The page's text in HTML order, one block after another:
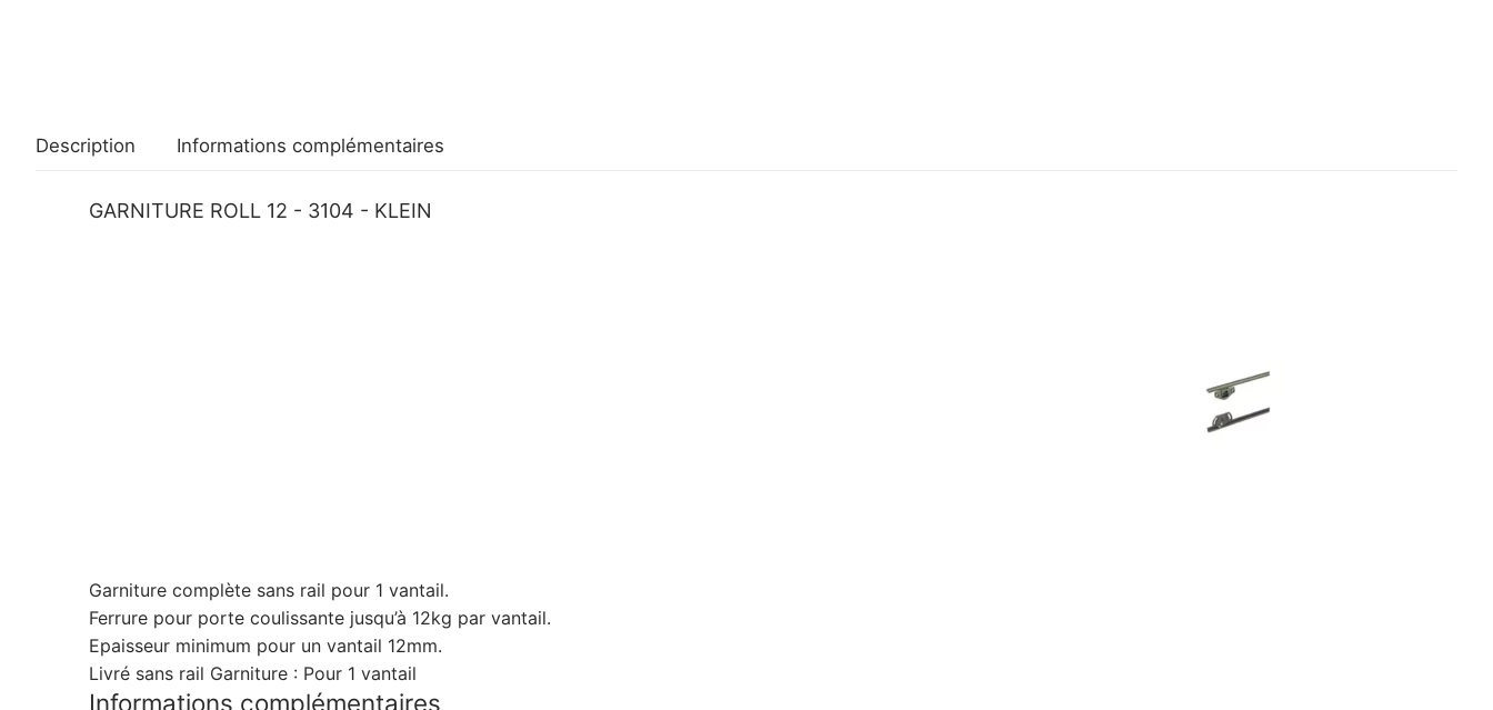
Description Informations complémentaires
GARNITURE ROLL 12 - 3104 - KLEIN
Garniture complète sans rail pour 1 vantail.
Ferrure pour porte coulissante jusqu’à 12kg par vantail.
Epaisseur minimum pour un vantail 12mm.
Livré sans rail Garniture : Pour 1 vantail
Informations complémentaires